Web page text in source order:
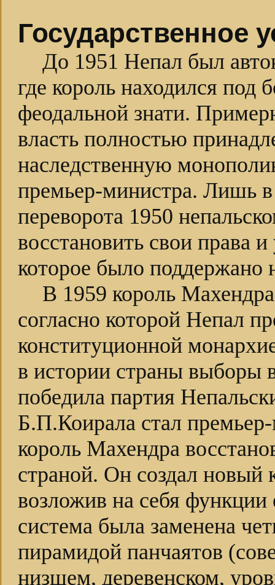
Государственное
До 1951 Непал был
где король находился
феодальной знати.
власть полностью
наследственную
премьер-министра. Лишь в
переворота 1950
восстановить свои права
которое было поддержано
В 1959 король
согласно которой Непал
конституционной
в истории страны выборы
победила партия
Б.П.Коирала стал
король Махендра
страной. Он создал новый
возложив на себя функции
система была заменена
пирамидой панчаятов
низшем, деревенском,